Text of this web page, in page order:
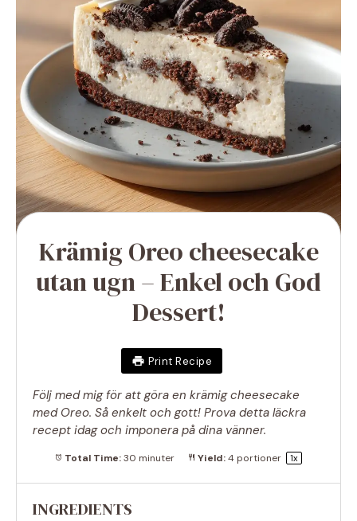
Krämig Oreo cheesecake
utan ugn – Enkel och God
Dessert!
Print Recipe
Följ med mig för att göra en krämig cheesecake
med Oreo. Så enkelt och gott! Prova detta läckra
recept idag och imponera på dina vänner.
Total Time: 30 minuter Yield: 4 portioner 1x
INGREDIENTS